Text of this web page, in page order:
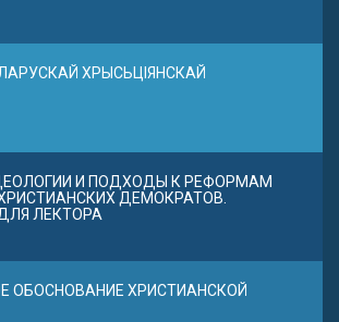
ХРЫСЬЦІЯНСКАЙ
И ПОДХОДЫ К РЕФОРМАМ
ДЕМОКРАТОВ.
ЛЕКТОРА
ОБОСНОВАНИЕ ХРИСТИАНСКОЙ